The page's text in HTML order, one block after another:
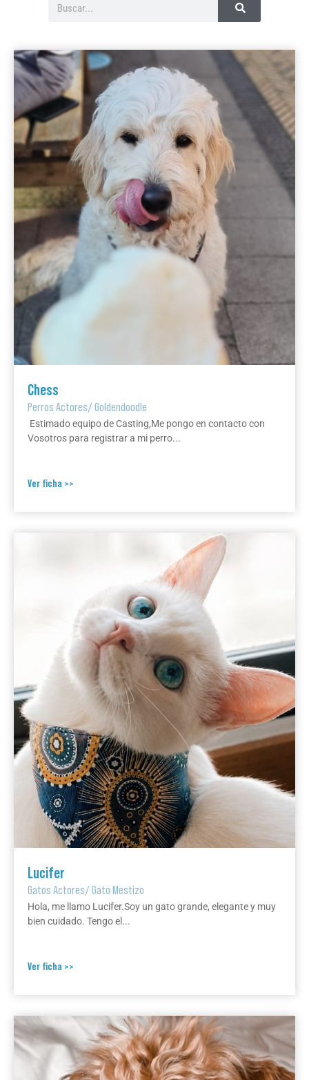
Chess
Perros Actores/Goldendoodle
Estimado equipo de Casting,Me pongo en contacto con
Vosotros para registrar a mi perro...
Ver ficha >>
Lucifer
Gatos Actores/Gato Mestizo
Hola, me llamo Lucifer.Soy un gato grande, elegante y muy
bien cuidado. Tengo el...
Ver ficha >>